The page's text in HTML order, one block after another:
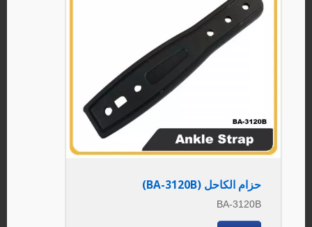
حزام الكاحل (BA-3120B)
BA-3120B